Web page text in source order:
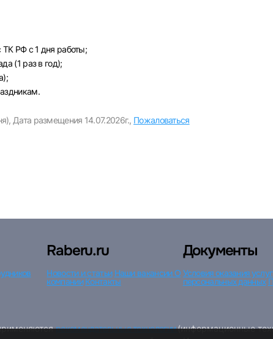
Вход по коду Регистрация
ТК РФ с 1 дня работы;
(1 раз в год);
Дата размещения 14.07.2026г., Пожаловаться
Raberu.ru
Новости и статьи Наши вакансииО
компании Контакты
Документы
Условия оказания услуг
персональных данных
рекомендательные технологии(информационные